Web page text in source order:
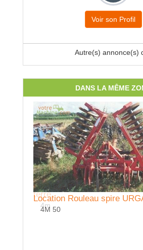
Voir son Profil
Autre(s) annonce(s)
DANS LA MÊME
Location Rouleau spire
4M 50
Location Plateau porte-
terre
4m